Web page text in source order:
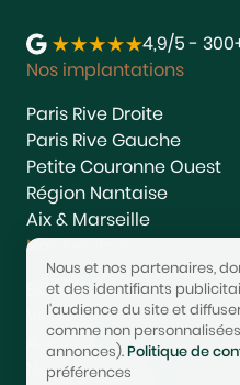
4,9/5 -
Nos implantations
Paris Rive Droite
Paris Rive Gauche
Petite Couronne Ouest
Région Nantaise
Aix & Marseille
Nos services
Estimer
Vendre
Acheter
Nous rejoindre
Nous et nos partenaires,
et des identifiants
l'audience du site et
comme non
annonces).Politique de
préférences